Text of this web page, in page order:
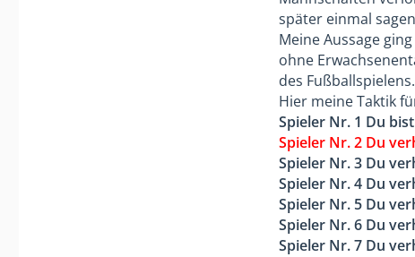
Das geniale
entwickelten
Jugend zu
hatten immer
heimatlichen
aktuell .
später einmal
Meine Aussage
ohne
des Fußballspielens.
Hier meine Taktik
Spieler Nr. 1 Du
Spieler Nr. 2 Du
Spieler Nr. 3 Du
Spieler Nr. 4 Du
Spieler Nr. 5 Du
Spieler Nr. 6 Du
Spieler Nr. 7 Du